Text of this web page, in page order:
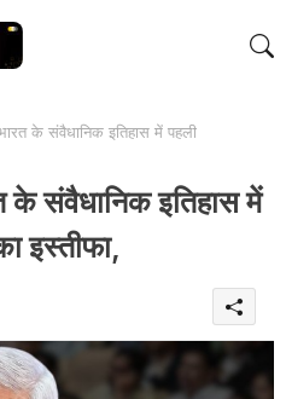
के संवैधानिक इतिहास में पहली
संवैधानिक इतिहास में
इस्तीफा,